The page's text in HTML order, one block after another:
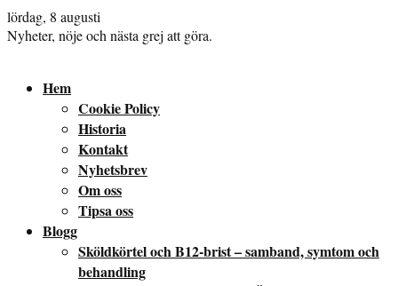
lördag, 8 augusti
Nyheter, nöje och nästa grej att göra.
Hem
Cookie Policy
Historia
Kontakt
Nyhetsbrev
Om oss
Tipsa oss
Blogg
Sköldkörtel och B12-brist – samband, symtom och
behandling